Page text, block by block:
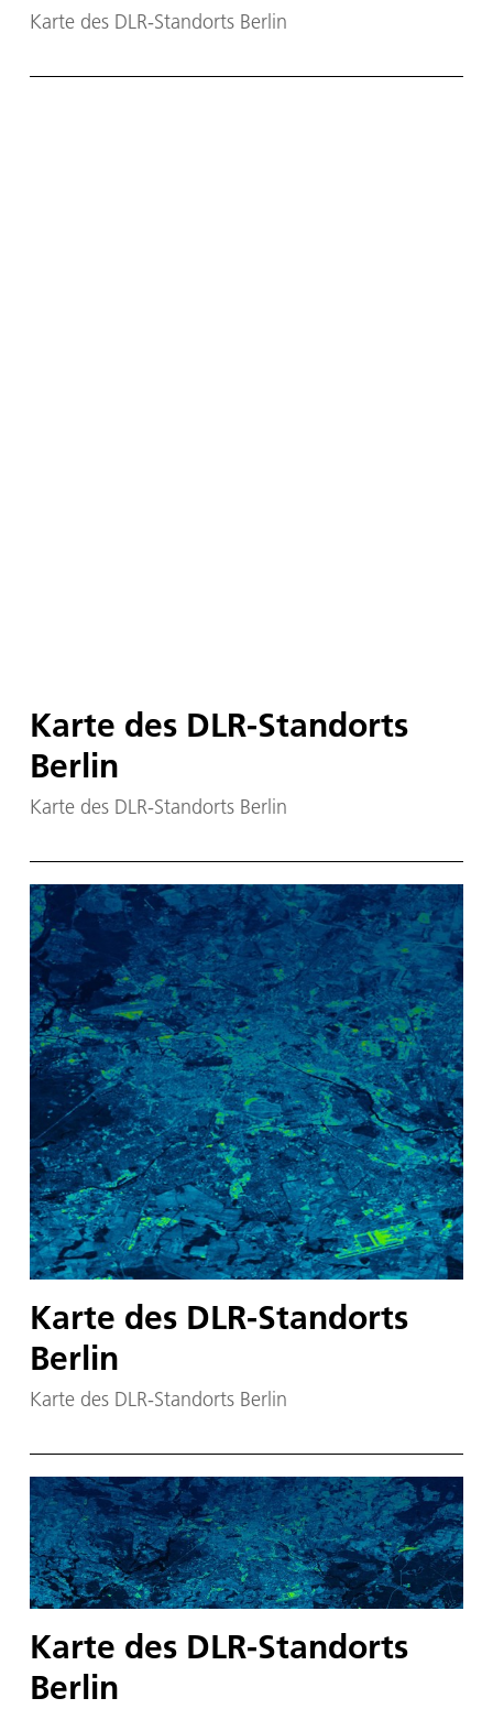
Karte des DLR-Standorts Berlin
Karte des DLR-Standorts
Berlin
Karte des DLR-Standorts Berlin
Karte des DLR-Standorts
Berlin
Karte des DLR-Standorts Berlin
Karte des DLR-Standorts
Berlin